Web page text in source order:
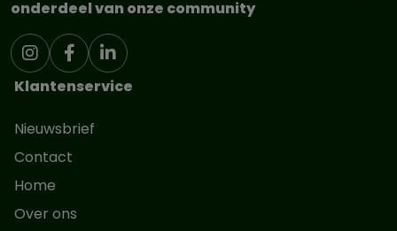
onderdeel van onze community
Klantenservice
Nieuwsbrief
Contact
Home
Over ons